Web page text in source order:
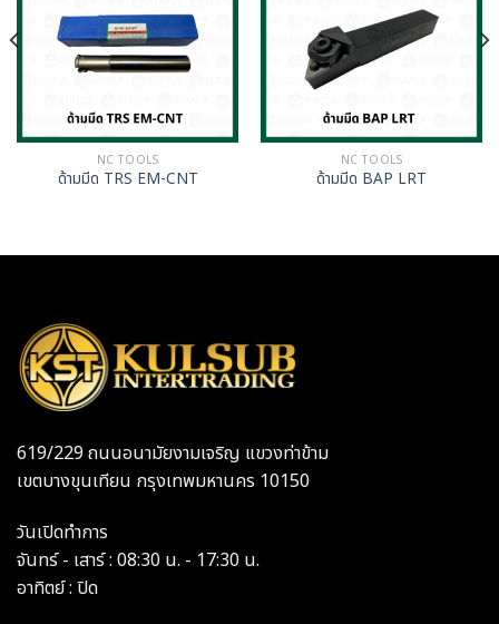
NC TOOLS
ด้ามมีด TRS EM-CNT
NC TOOLS
ด้ามมีด BAP LRT
619/229 ถนนอนามัยงามเจริญ แขวงท่าข้าม
เขตบางขุนเทียน กรุงเทพมหานคร 10150
วันเปิดทำการ
จันทร์ - เสาร์ : 08:30 น. - 17:30 น.
อาทิตย์ : ปิด